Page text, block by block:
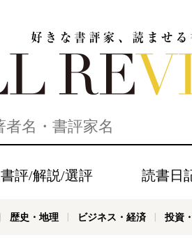
書評/解説/選評 読書日
歴史・地理 ビジネス・経済 投資